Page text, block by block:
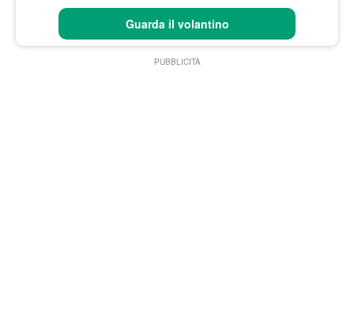
Guarda il volantino
PUBBLICITÀ